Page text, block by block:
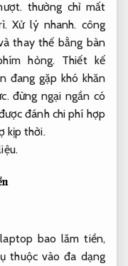
thường chỉ mất
Xử lý nhanh. công
thay thế bằng bàn
hỏng. Thiết kế
đang gặp khó khăn
đừng ngại ngần có
đánh chi phí hợp
kịp thời.
bao lăm tiền,
thuộc vào đa dạng